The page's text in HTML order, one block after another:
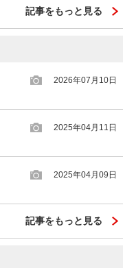
記事をもっと見る
2026年07月10日
2025年04月11日
2025年04月09日
記事をもっと見る